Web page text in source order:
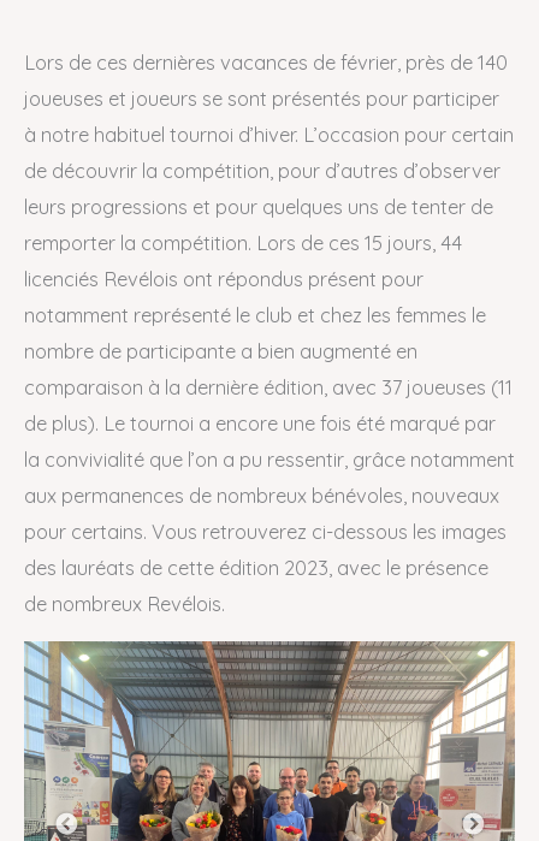
Lors de ces dernières vacances de février, près de 140
joueuses et joueurs se sont présentés pour participer
à notre habituel tournoi d’hiver. L’occasion pour certain
de découvrir la compétition, pour d’autres d’observer
leurs progressions et pour quelques uns de tenter de
remporter la compétition. Lors de ces 15 jours, 44
licenciés Revélois ont répondus présent pour
notamment représenté le club et chez les femmes le
nombre de participante a bien augmenté en
comparaison à la dernière édition, avec 37 joueuses (11
de plus). Le tournoi a encore une fois été marqué par
la convivialité que l’on a pu ressentir, grâce notamment
aux permanences de nombreux bénévoles, nouveaux
pour certains. Vous retrouverez ci-dessous les images
des lauréats de cette édition 2023, avec le présence
de nombreux Revélois.